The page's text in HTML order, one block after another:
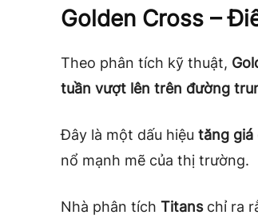
Golden Cross –
Theo phân tích kỹ thuật,
tuần vượt lên trên đường
Đây là một dấu hiệu tăng giá
nổ mạnh mẽ của thị trường.
Nhà phân tích Titanschỉ ra